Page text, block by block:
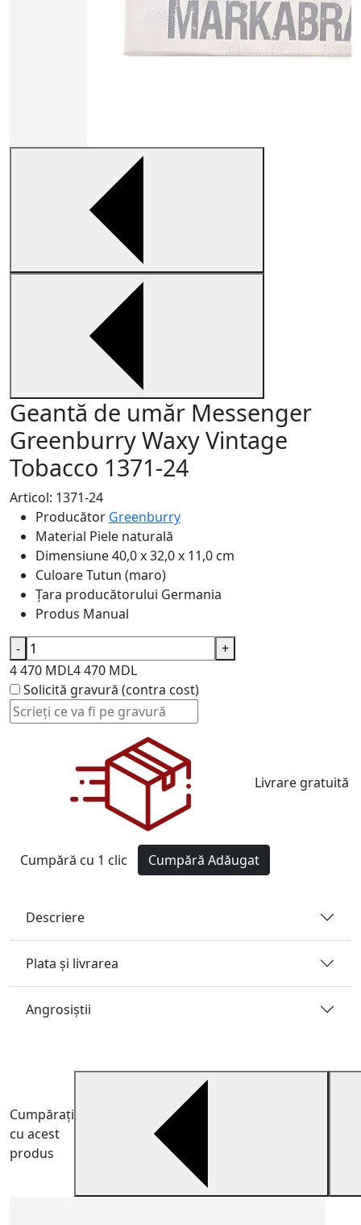
Geantă de umăr Messenger
Greenburry Waxy Vintage
Tobacco 1371-24
Articol: 1371-24
Producător Greenburry
Material Piele naturală
Dimensiune40,0 x 32,0 x 11,0 cm
CuloareTutun (maro)
Țara producătorului Germania
Produs Manual
4 470 MDL4 470 MDL
Solicită gravură (contra cost)
- +
Livrare gratuită
Cumpără cu 1 clic Cumpără Adăugat
Descriere
Plata și livrarea
Angrosiştii
Cumpărați
cu acest
produs